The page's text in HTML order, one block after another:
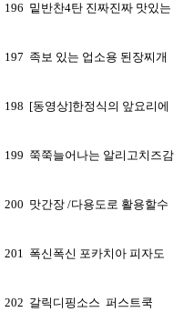
196 밑반찬4탄 진짜진짜 맛있는
197 족보 있는 업소용 된장찌개
198 [동영상]한정식의 앞요리에
199 쭉쭉늘어나는 알리고치즈감
200 맛간장 /다용도로 활용할수
201 폭신폭신 포카치아 피자도
202 갈릭디핑소스 퍼스트쿡